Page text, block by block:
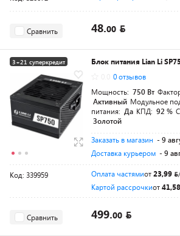
Сравнить 48.00
3+21 суперкредит
Разумная цена
Блок питания Lian Li
0 отзывов
Мощность: 750 Вт
Активный Модульное
питания: Да КПД: 92 %
Золотой
Заказать в магазин - 9
Доставка курьером - 9
Код: 339959 Оплата частямиот23,99
Картой рассрочкиот41,58
Сравнить 499.00